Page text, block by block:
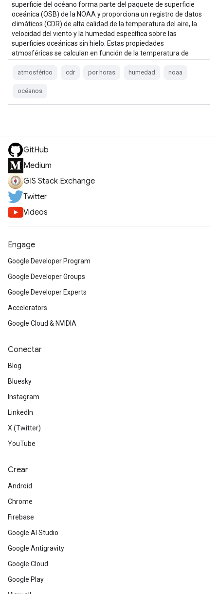
superficie del océano forma parte del paquete de superficie
oceánica (OSB) de la NOAA y proporciona un registro de datos
climáticos (CDR) de alta calidad de la temperatura del aire, la
velocidad del viento y la humedad específica sobre las
superficies oceánicas sin hielo. Estas propiedades
atmosféricas se calculan en función de la temperatura de
atmosférico cdr por horas humedad noaa
océanos
GitHub
Medium
GIS Stack Exchange
Twitter
Videos
Engage
Google Developer Program
Google Developer Groups
Google Developer Experts
Accelerators
Google Cloud & NVIDIA
Conectar
Blog
Bluesky
Instagram
LinkedIn
X (Twitter)
YouTube
Crear
Android
Chrome
Firebase
Google AI Studio
Google Antigravity
Google Cloud
Google Play